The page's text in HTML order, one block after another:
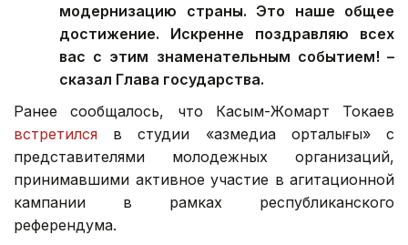
модернизацию страны. Это наше общее
достижение. Искренне поздравляю всех
вас с этим знаменательным событием! –
сказал Глава государства.
Ранее сообщалось, что Касым-Жомарт Токаев
встретился в студии «Қазмедиа орталығы» с
представителями молодежных организаций,
принимавшими активное участие в агитационной
кампании в рамках республиканского
референдума.